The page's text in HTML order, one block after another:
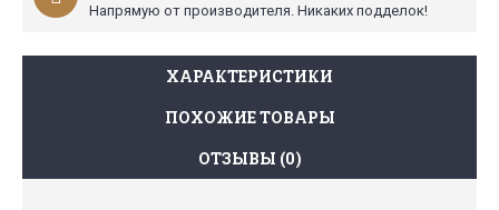
Напрямую от производителя. Никаких подделок!
ХАРАКТЕРИСТИКИ
ПОХОЖИЕ ТОВАРЫ
ОТЗЫВЫ (0)